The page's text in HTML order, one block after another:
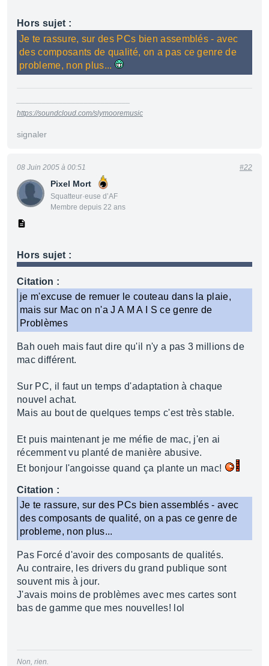
Hors sujet :
Je te rassure, sur des PCs bien assemblés - avec
des composants de qualité, on a pas ce genre de
probleme, non plus...
https://soundcloud.com/slymooremusic
signaler
Pixel Mort
Squatteur·euse d’AF
Membre depuis 22 ans
08 Juin 2005 à 00:51 #22
Hors sujet :
Citation :
je m'excuse de remuer le couteau dans la plaie,
mais sur Mac on n'a J A M A I S ce genre de
Problèmes
Bah oueh mais faut dire qu'il n'y a pas 3 millions de
mac différent.
Sur PC, il faut un temps d'adaptation à chaque
nouvel achat.
Mais au bout de quelques temps c'est très stable.
Et puis maintenant je me méfie de mac, j'en ai
récemment vu planté de manière abusive.
Et bonjour l'angoisse quand ça plante un mac!
Citation :
Je te rassure, sur des PCs bien assemblés - avec
des composants de qualité, on a pas ce genre de
probleme, non plus...
Pas Forcé d'avoir des composants de qualités.
Au contraire, les drivers du grand publique sont
souvent mis à jour.
J'avais moins de problèmes avec mes cartes sont
bas de gamme que mes nouvelles! lol
Non, rien.